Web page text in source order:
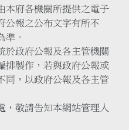
本府各機關所提供之電子
公報之公布文字有所不
準。
於政府公報及各主管機關
排製作，若與政府公報或
同，以政府公報及各主管
，敬請告知本網站管理人